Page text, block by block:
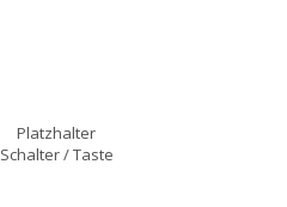
Platzhalter
Schalter / Taste